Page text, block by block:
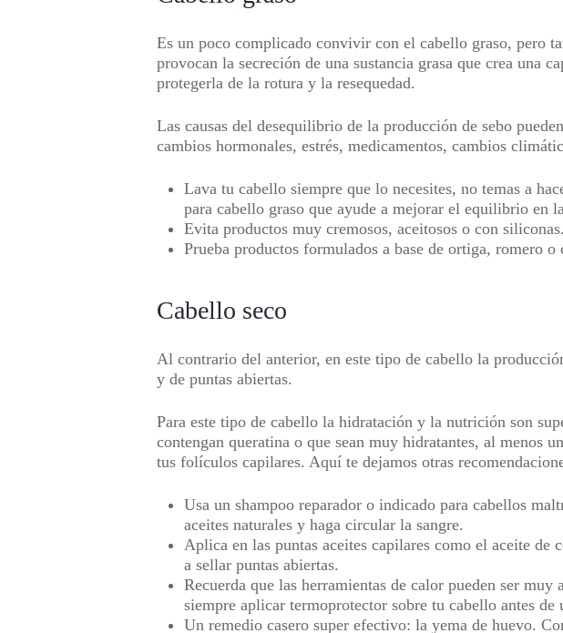
Es un poco complicado convivir con el cabello graso, pero
provocan la secreción de una sustancia grasa que crea una
protegerla de la rotura y la resequedad.
Las causas del desequilibrio de la producción de sebo
cambios hormonales, estrés, medicamentos, cambios
Lava tu cabello siempre que lo necesites, no temas a
para cabello graso que ayude a mejorar el equilibrio en
Evita productos muy cremosos, aceitosos o con siliconas.
Prueba productos formulados a base de ortiga, romero
Cabello seco
Al contrario del anterior, en este tipo de cabello la
y de puntas abiertas.
Para este tipo de cabello la hidratación y la nutrición son
contengan queratina o que sean muy hidratantes, al menos
tus folículos capilares. Aquí te dejamos otras
Usa un shampoo reparador o indicado para cabellos
aceites naturales y haga circular la sangre.
Aplica en las puntas aceites capilares como el aceite
a sellar puntas abiertas.
Recuerda que las herramientas de calor pueden ser
siempre aplicar termoprotector sobre tu cabello antes de
Un remedio casero super efectivo: la yema de huevo.